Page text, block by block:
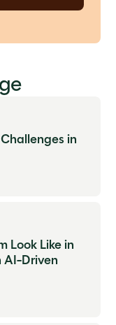
in
Look Like in
AI-Driven